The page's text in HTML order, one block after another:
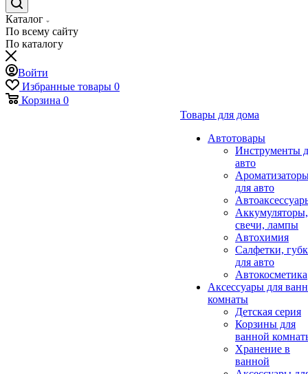
Каталог
По всему сайту
По каталогу
Войти
Избранные товары 0
Корзина 0
Товары для дома
Автотовары
Инструменты
авто
для авто
Аккумуляторы,
свечи, лампы
Автохимия
Салфетки,
для авто
Автокосметика
Аксессуары для
комнаты
Детская серия
Корзины для
ванной
Хранение в
ванной